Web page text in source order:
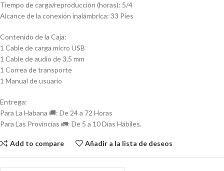
Tiempo de carga/reproducción (horas): 5/4
Alcance de la conexión inalámbrica: 33 Pies
Contenido de la Caja:
1 Cable de carga micro USB
1 Cable de audio de 3,5 mm
1 Correa de transporte
1 Manual de usuario
Entrega:
Para La Habana 🚚: De 24 a 72 Horas
Para Las Provincias 🚛: De 5 a 10 Días Hábiles.
Add to compare Añadir a la lista de deseos